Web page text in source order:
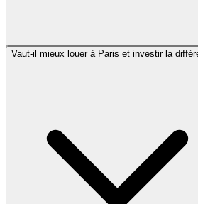
Vaut-il mieux louer à Paris et investir la